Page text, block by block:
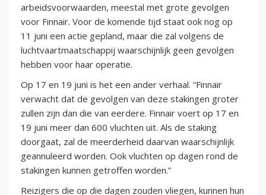
arbeidsvoorwaarden, meestal met grote gevolgen
voor Finnair. Voor de komende tijd staat ook nog op
11 juni een actie gepland, maar die zal volgens de
luchtvaartmaatschappij waarschijnlijk geen gevolgen
hebben voor haar operatie.
Op 17 en 19 juni is het een ander verhaal. “Finnair
verwacht dat de gevolgen van deze stakingen groter
zullen zijn dan die van eerdere. Finnair voert op 17 en
19 juni meer dan 600 vluchten uit. Als de staking
doorgaat, zal de meerderheid daarvan waarschijnlijk
geannuleerd worden. Ook vluchten op dagen rond de
stakingen kunnen getroffen worden.”
Reizigers die op die dagen zouden vliegen, kunnen hun